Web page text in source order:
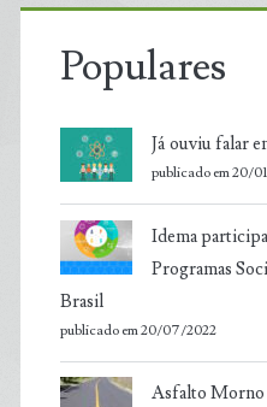
Populares
Já ouviu falar
publicado em 20/
Idema
Programas
Brasil
publicado em 20/07/2022
Asfalto Morno